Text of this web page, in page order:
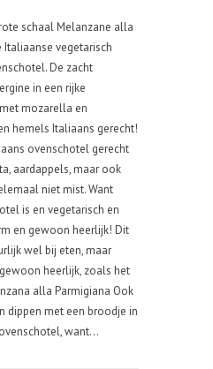
schaal Melanzane alla
Italiaanse vegetarisch
De zacht
in een rijke
mozarella en
hemels Italiaans gerecht!
ovenschotel gerecht
aardappels, maar ook
niet mist. Want
is en vegetarisch en
en gewoon heerlijk! Dit
wel bij eten, maar
heerlijk, zoals het
alla Parmigiana Ook
dippen met een broodje in
want...